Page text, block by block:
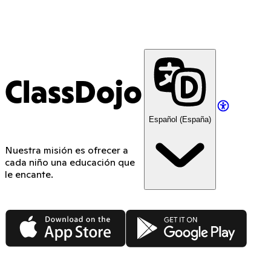
ClassDojo
Nuestra misión es ofrecer a
cada niño una educación que
le encante.
Español (España)
App Store Google Play